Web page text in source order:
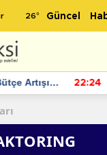
26° Güncel
22:24